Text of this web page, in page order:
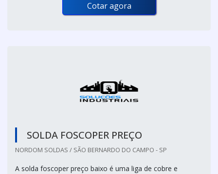
Cotar agora
SOLDA FOSCOPER PREÇO
NORDOM SOLDAS / SÃO BERNARDO DO CAMPO - SP
A solda foscoper preço baixo é uma liga de cobre e